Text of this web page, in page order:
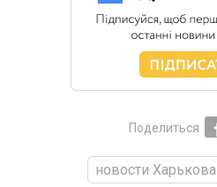
Поделиться
новости Харькова